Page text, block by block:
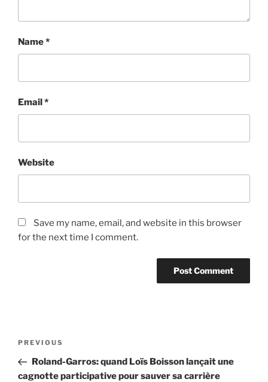
Name*
Email *
Website
Save my name, email, and website in this browser
for the next time I comment.
Previous
Post
PREVIOUS
Roland-Garros: quand Loïs Boisson lançait une
cagnotte participative pour sauver sa carrière